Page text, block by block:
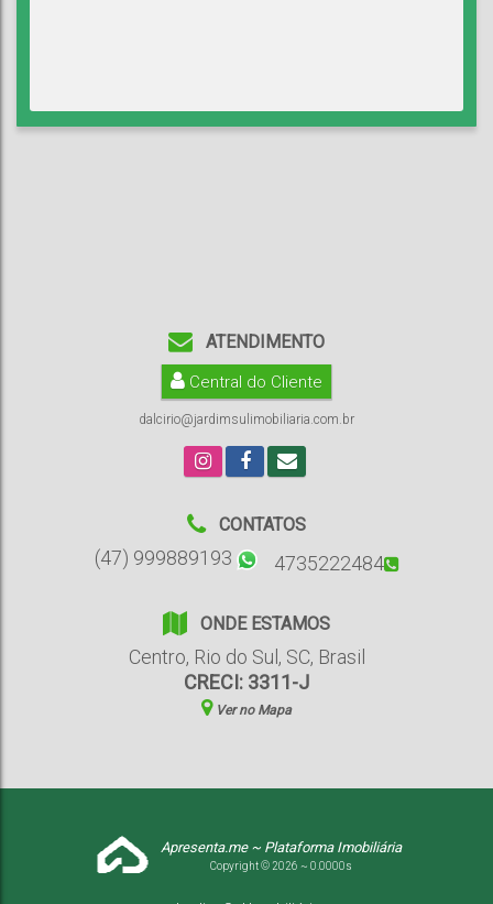
ATENDIMENTO
Central do Cliente
dalcirio@jardimsulimobiliaria.com.br
CONTATOS
(47) 999889193 4735222484
ONDE ESTAMOS
Centro, Rio do Sul , SC, Brasil
CRECI: 3311-J
Ver no Mapa
Apresenta.me ~ Plataforma Imobiliária
Copyright © 2026 ~ 0.0000s